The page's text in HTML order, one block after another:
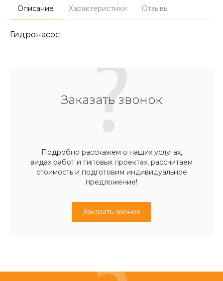
Описание Характеристики Отзывы
Гидронасос
Заказать звонок
Подробно расскажем о наших услугах,
видах работ и типовых проектах, рассчитаем
стоимость и подготовим индивидуальное
предложение!
Заказать звонок